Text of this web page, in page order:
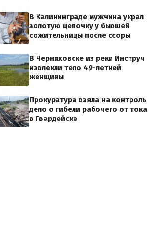
В Калининграде мужчина украл
золотую цепочку у бывшей
сожительницы после ссоры
В Черняховске из реки Инструч
извлекли тело 49-летней
женщины
Прокуратура взяла на контроль
дело о гибели рабочего от тока
в Гвардейске